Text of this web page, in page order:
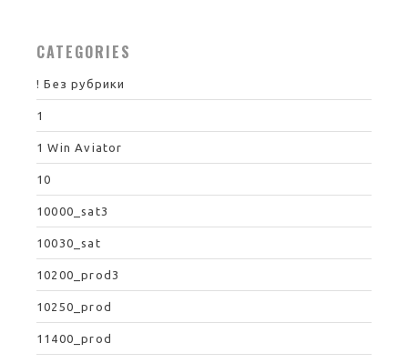
CATEGORIES
! Без рубрики
1
1 Win Aviator
10
10000_sat3
10030_sat
10200_prod3
10250_prod
11400_prod